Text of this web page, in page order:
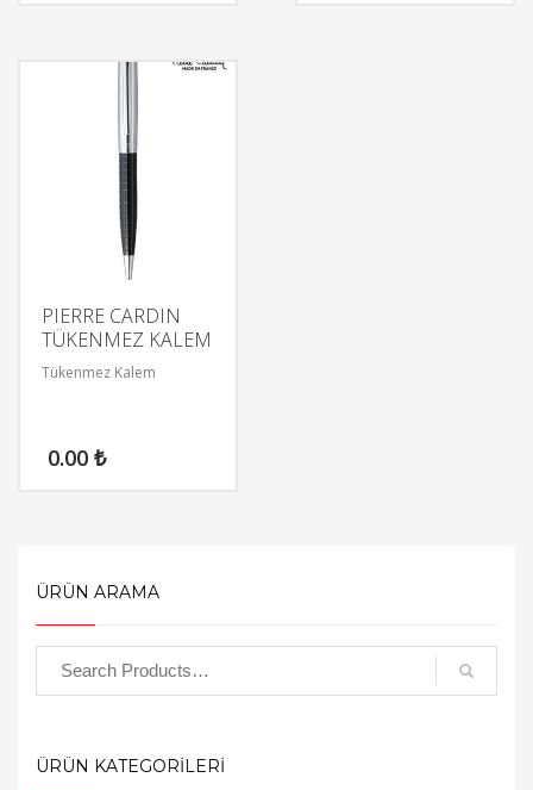
PIERRE CARDIN
TÜKENMEZ KALEM
Tükenmez Kalem
0.00 ₺
ÜRÜN ARAMA
ÜRÜN KATEGORİLERİ